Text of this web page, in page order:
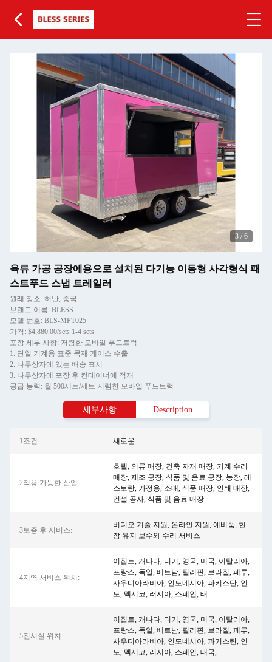
3 / 6
육류 가공 공장에용으로 설치된 다기능 이동형 사각형식 패
스트푸드 스냅 트레일러
원래 장소: 허난, 중국
브랜드 이름: BLESS
모델 번호: BLS-MPT025
가격: $4,880.00/sets 1-4 sets
포장 세부 사항: 저렴한 모바일 푸드트럭
1. 단일 기계용 표준 목재 케이스 수출
2. 나무상자에 있는 배송 표시
3. 나무상자에 포장 후 컨테이너에 적재
공급 능력: 월 500세트/세트 저렴한 모바일 푸드트럭
세부사항 Description
1조건: 새로운
2적용 가능한 산업:
호텔, 의류 매장, 건축 자재 매장, 기계 수리
매장, 제조 공장, 식품 및 음료 공장, 농장, 레
스토랑, 가정용, 소매, 식품 매장, 인쇄 매장,
건설 공사, 식품 및 음료 매장
3보증 후 서비스:
비디오 기술 지원, 온라인 지원, 예비품, 현
장 유지 보수와 수리 서비스
4지역 서비스 위치:
이집트, 캐나다, 터키, 영국, 미국, 이탈리아,
프랑스, ​​독일, 베트남, 필리핀, 브라질, 페루,
사우디아라비아, 인도네시아, 파키스탄, 인
도, 멕시코, 러시아, 스페인, 태
5전시실 위치:
이집트, 캐나다, 터키, 영국, 미국, 이탈리아,
프랑스, 독일, 베트남, 필리핀, 브라질, 페루,
사우디아라비아, 인도네시아, 파키스탄, 인
도, 멕시코, 러시아, 스페인, 태국,